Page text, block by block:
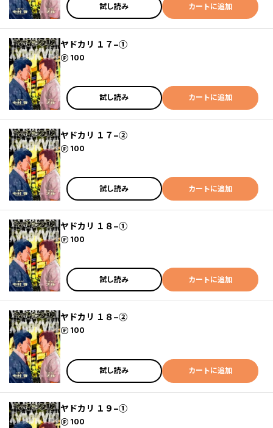
試し読み カートに追加
ヤドカリ １７−①
100
ポイント
試し読み カートに追加
ヤドカリ １７−②
100
ポイント
試し読み カートに追加
ヤドカリ １８−①
100
ポイント
試し読み カートに追加
ヤドカリ １８−②
100
ポイント
試し読み カートに追加
ヤドカリ １９−①
100
ポイント